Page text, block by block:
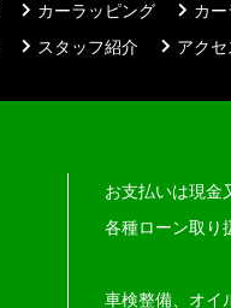
カーラッピング
カ
スタッフ紹介 アクセ
お支払いは現金
各種ローン取り
車検整備、オイ